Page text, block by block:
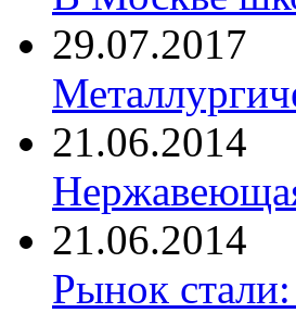
29.07.2017
21.06.2014
21.06.2014
Рынок